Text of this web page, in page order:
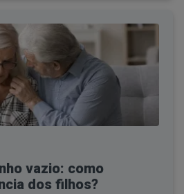
vazio: como
dos filhos?